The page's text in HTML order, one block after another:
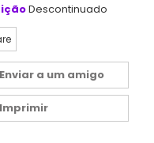
Descontinuado
Enviar a um amigo
Imprimir